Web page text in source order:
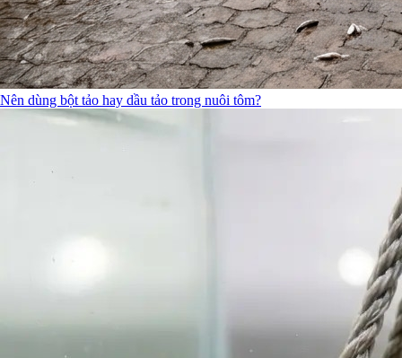
Nên dùng bột tảo hay dầu tảo trong nuôi tôm?